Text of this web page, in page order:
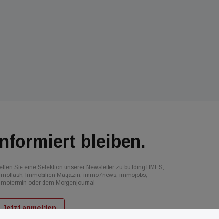
bleiben.
Sie eine Selektion unserer Newsletter zu buildingTIMES,
Immobilien Magazin, immo7news, immojobs,
oder dem Morgenjournal
Jetzt anmelden